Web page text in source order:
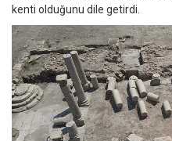
kenti olduğunu dile getirdi.